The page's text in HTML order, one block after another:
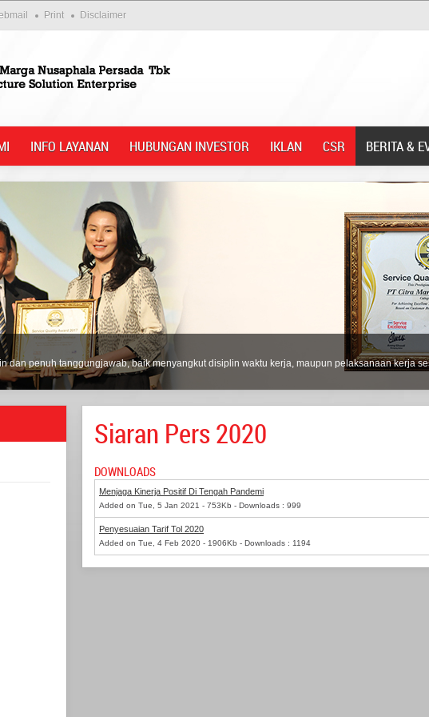
Print Disclaimer
INFO LAYANAN HUBUNGAN INVESTOR IKLAN CSR BERITA &
dan penuh tanggungjawab, baik menyangkut disiplin waktu kerja, maupun pelaksanaan kerja
Siaran Pers 2020
DOWNLOADS
Menjaga Kinerja Positif Di Tengah Pandemi
Added on Tue, 5 Jan 2021 - 753Kb - Downloads : 999
Penyesuaian Tarif Tol 2020
Added on Tue, 4 Feb 2020 - 1906Kb - Downloads : 1194